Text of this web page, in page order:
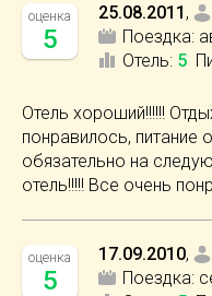
оценка
5
25.08.2011 ,
Поездка:
Отель: 5
Отель хороший!!!!!!
понравилось, питание
обязательно на
отель!!!!! Все очень
оценка
5
17.09.2010,
Поездка: